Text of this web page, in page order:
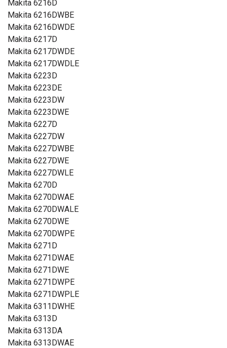
Makita 6216D
Makita 6216DWBE
Makita 6216DWDE
Makita 6217D
Makita 6217DWDE
Makita 6217DWDLE
Makita 6223D
Makita 6223DE
Makita 6223DW
Makita 6223DWE
Makita 6227D
Makita 6227DW
Makita 6227DWBE
Makita 6227DWE
Makita 6227DWLE
Makita 6270D
Makita 6270DWAE
Makita 6270DWALE
Makita 6270DWE
Makita 6270DWPE
Makita 6271D
Makita 6271DWAE
Makita 6271DWE
Makita 6271DWPE
Makita 6271DWPLE
Makita 6311DWHE
Makita 6313D
Makita 6313DA
Makita 6313DWAE